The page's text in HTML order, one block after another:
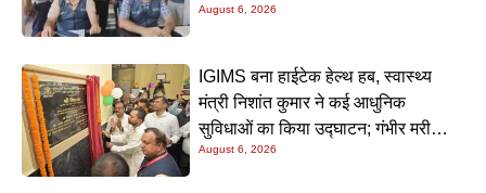
निगरानी टीम ने रंगे हाथ पकड़ा
August 6, 2026
IGIMS बना हाईटेक हेल्थ हब, स्वास्थ्य
मंत्री निशांत कुमार ने कई आधुनिक
सुविधाओं का किया उद्घाटन; गंभीर मरीजों
के इलाज में आएगा बड़ा सुधार
August 6, 2026